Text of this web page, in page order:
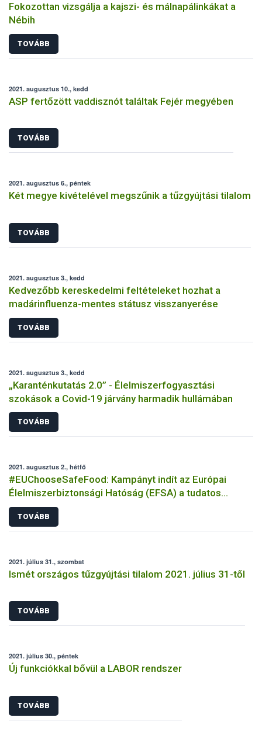
Fokozottan vizsgálja a kajszi- és málnapálinkákat a
Nébih
TOVÁBB
2021. augusztus 10., kedd
ASP fertőzött vaddisznót találtak Fejér megyében
TOVÁBB
2021. augusztus 6., péntek
Két megye kivételével megszűnik a tűzgyújtási tilalom
TOVÁBB
2021. augusztus 3., kedd
Kedvezőbb kereskedelmi feltételeket hozhat a
madárinfluenza-mentes státusz visszanyerése
TOVÁBB
2021. augusztus 3., kedd
„Karanténkutatás 2.0” - Élelmiszerfogyasztási
szokások a Covid-19 járvány harmadik hullámában
TOVÁBB
2021. augusztus 2., hétfő
#EUChooseSafeFood: Kampányt indít az Európai
Élelmiszerbiztonsági Hatóság (EFSA) a tudatos
élelmiszer-választásról
TOVÁBB
2021. július 31., szombat
Ismét országos tűzgyújtási tilalom 2021. július 31-től
TOVÁBB
2021. július 30., péntek
Új funkciókkal bővül a LABOR rendszer
TOVÁBB